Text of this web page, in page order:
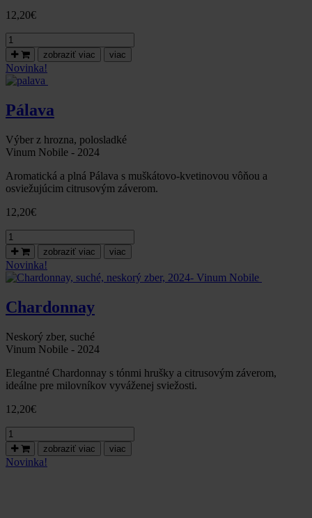
12,20€
množstvo
Rizling
rýnsky,
neskorý
zber,
2024-
Nobile
zobraziť viac viac
Novinka!
Pálava
Výber z hrozna, polosladké
Vinum Nobile - 2024
Aromatická a plná Pálava s muškátovo-kvetinovou vôňou a
osviežujúcim citrusovým záverom.
12,20€
množstvo
Pálava,
VÝBER
Z
HROZNA,
Vinum
zobraziť viac viac
Novinka!
Chardonnay
Neskorý zber, suché
Vinum Nobile - 2024
Elegantné Chardonnay s tónmi hrušky a citrusovým záverom,
ideálne pre milovníkov vyváženej sviežosti.
12,20€
množstvo
Chardonnay,
suché,
neskorý
zobraziť viac viac
Novinka!